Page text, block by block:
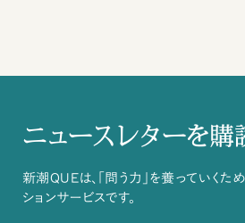
ニュースレターを購
新潮QUEは、「問う力」を養っていくた
ションサービスです。